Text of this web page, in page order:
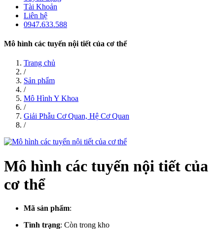
Tài Khoản
Liên hệ
0947.633.588
Mô hình các tuyến nội tiết của cơ thể
Trang chủ
/
Sản phẩm
/
Mô Hình Y Khoa
/
Giải Phẫu Cơ Quan, Hệ Cơ Quan
/
Mô hình các tuyến nội tiết của
cơ thể
Mã sản phẩm:
Tình trạng: Còn trong kho